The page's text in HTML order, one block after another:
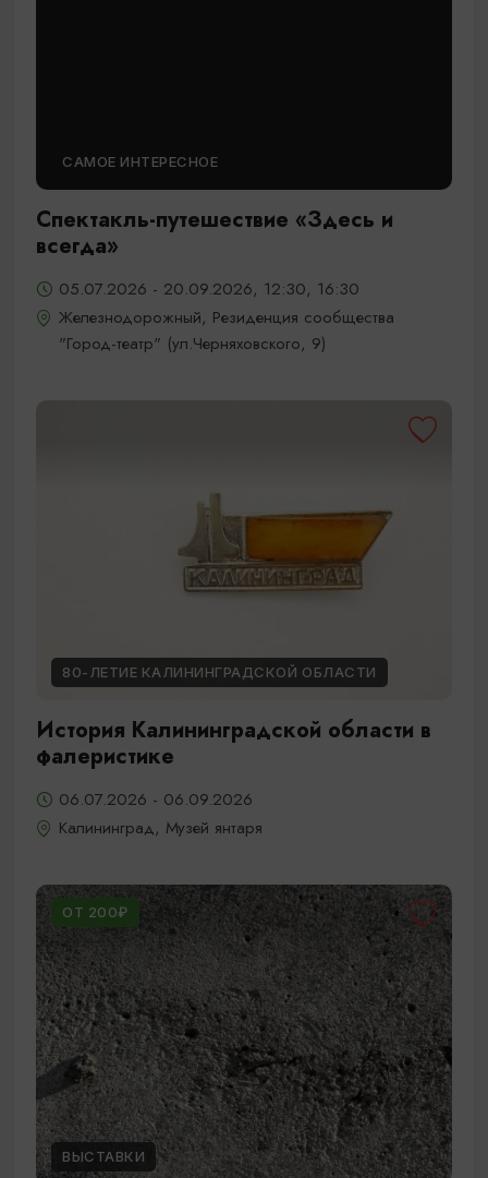
САМОЕ ИНТЕРЕСНОЕ
Спектакль-путешествие «Здесь и
всегда»
05.07.2026 - 20.09.2026, 12:30, 16:30
Железнодорожный, Резиденция сообщества
"Город-театр" (ул.Черняховского, 9)
80-ЛЕТИЕ КАЛИНИНГРАДСКОЙ ОБЛАСТИ
История Калининградской области в
фалеристике
06.07.2026 - 06.09.2026
Калининград, Музей янтаря
ОТ 200₽
ВЫСТАВКИ